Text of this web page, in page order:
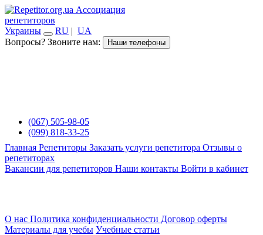
Ассоциация
репетиторов
Украины
RU | UA
Вопросы? Звоните нам:
Наши телефоны
(067) 505-98-05
(099) 818-33-25
Главная Репетиторы Заказать услуги репетитора Отзывы о
репетиторах
Вакансии для репетиторов Наши контакты Войти в кабинет
О нас Политика конфиденциальности Договор оферты
Материалы для учебы Учебные статьи